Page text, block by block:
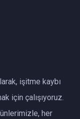
işitme kaybı
için çalışıyoruz.
her